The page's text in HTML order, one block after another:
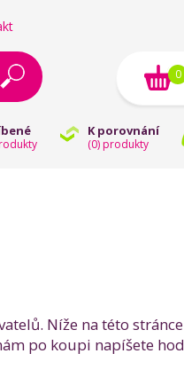
K porovnání
(0) produkty
0
Níže na této
po koupi napíšete